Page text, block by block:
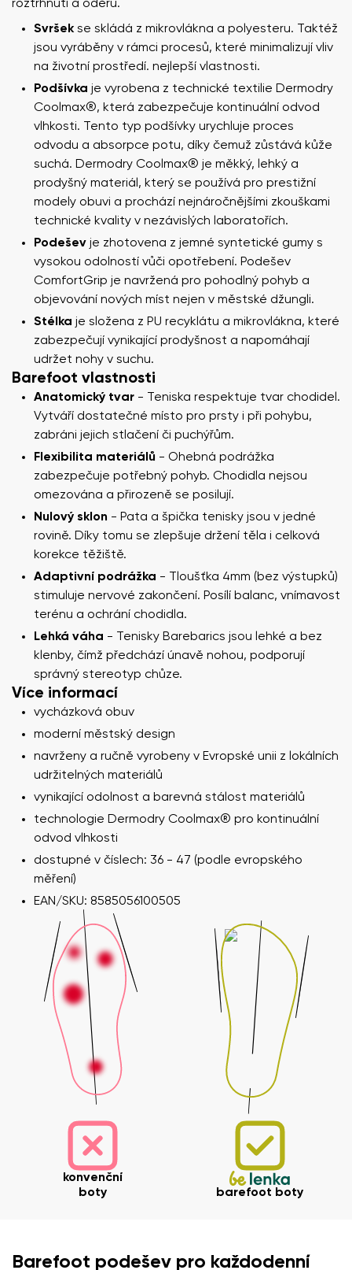
Změnit region
roztrhnutí a oděru.
Svršek se skládá z mikrovlákna a polyesteru. Taktéž
jsou vyráběny v rámci procesů, které minimalizují vliv
na životní prostředí. nejlepší vlastnosti.
Podšívka je vyrobena z technické textilie Dermodry
Coolmax®, která zabezpečuje kontinuální odvod
vlhkosti. Tento typ podšívky urychluje proces
odvodu a absorpce potu, díky čemuž zůstává kůže
suchá. Dermodry Coolmax® je měkký, lehký a
prodyšný materiál, který se používá pro prestižní
modely obuvi a prochází nejnáročnějšími zkouškami
technické kvality v nezávislých laboratořích.
Podešev je zhotovena z jemné syntetické gumy s
vysokou odolností vůči opotřebení. Podešev
ComfortGrip je navržená pro pohodlný pohyb a
objevování nových míst nejen v městské džungli.
Stélka je složena z PU recyklátu a mikrovlákna, které
zabezpečují vynikající prodyšnost a napomáhají
udržet nohy v suchu.
Barefoot vlastnosti
Anatomický tvar - Teniska respektuje tvar chodidel.
Vytváří dostatečné místo pro prsty i při pohybu,
zabráni jejich stlačení či puchýřům.
Flexibilita materiálů - Ohebná podrážka
zabezpečuje potřebný pohyb. Chodidla nejsou
omezována a přirozeně se posilují.
Nulový sklon - Pata a špička tenisky jsou v jedné
rovině. Díky tomu se zlepšuje držení těla i celková
korekce těžiště.
Adaptivní podrážka - Tloušťka 4mm (bez výstupků)
stimuluje nervové zakončení. Posílí balanc, vnímavost
terénu a ochrání chodidla.
Lehká váha - Tenisky Barebarics jsou lehké a bez
klenby, čímž předchází únavě nohou, podporují
správný stereotyp chůze.
Více informací
vycházková obuv
moderní městský design
navrženy a ručně vyrobeny v Evropské unii z lokálních
udržitelných materiálů
vynikající odolnost a barevná stálost materiálů
technologie Dermodry Coolmax® pro kontinuální
odvod vlhkosti
dostupné v číslech: 36 - 47 (podle evropského
měření)
EAN/SKU: 8585056100505
konvenční
boty
barefoot boty
Barefoot podešev pro každodenní
Vaše jméno a příjmení
Vaše jméno Varianta